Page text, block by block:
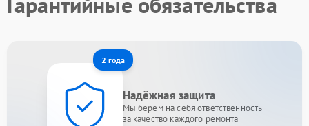
2 года
Надёжная защита
Мы берём на себя ответственность
за качество каждого ремонта